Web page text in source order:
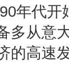
年代
多从意
的高速